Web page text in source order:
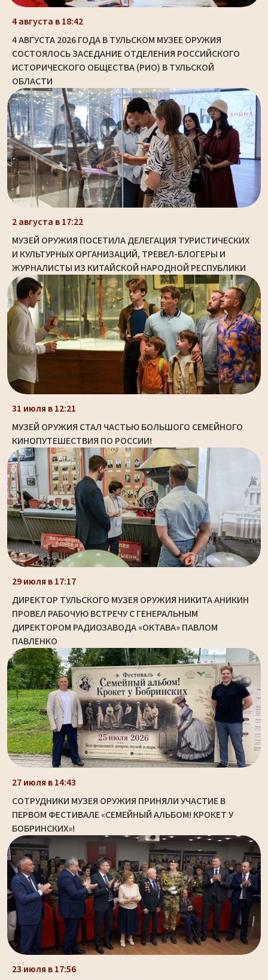
4 августа в 18:42
4 АВГУСТА 2026 ГОДА В ТУЛЬСКОМ МУЗЕЕ ОРУЖИЯ
СОСТОЯЛОСЬ ЗАСЕДАНИЕ ОТДЕЛЕНИЯ РОССИЙСКОГО
ИСТОРИЧЕСКОГО ОБЩЕСТВА (РИО) В ТУЛЬСКОЙ
ОБЛАСТИ
2 августа в 17:22
МУЗЕЙ ОРУЖИЯ ПОСЕТИЛА ДЕЛЕГАЦИЯ ТУРИСТИЧЕСКИХ
И КУЛЬТУРНЫХ ОРГАНИЗАЦИЙ, ТРЕВЕЛ-БЛОГЕРЫ И
ЖУРНАЛИСТЫ ИЗ КИТАЙСКОЙ НАРОДНОЙ РЕСПУБЛИКИ
31 июля в 12:21
МУЗЕЙ ОРУЖИЯ СТАЛ ЧАСТЬЮ БОЛЬШОГО СЕМЕЙНОГО
КИНОПУТЕШЕСТВИЯ ПО РОССИИ!
29 июля в 17:17
ДИРЕКТОР ТУЛЬСКОГО МУЗЕЯ ОРУЖИЯ НИКИТА АНИКИН
ПРОВЕЛ РАБОЧУЮ ВСТРЕЧУ С ГЕНЕРАЛЬНЫМ
ДИРЕКТОРОМ РАДИОЗАВОДА «ОКТАВА» ПАВЛОМ
ПАВЛЕНКО
27 июля в 14:43
СОТРУДНИКИ МУЗЕЯ ОРУЖИЯ ПРИНЯЛИ УЧАСТИЕ В
ПЕРВОМ ФЕСТИВАЛЕ «СЕМЕЙНЫЙ АЛЬБОМ! КРОКЕТ У
БОБРИНСКИХ»!
23 июля в 17:56